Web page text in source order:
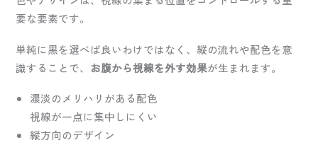
要な要素です。
単純に黒を選べば良いわけではなく、縦の流れや配色を意
識することで、 お腹から視線を外す効果が生まれます。
濃淡のメリハリがある配色
視線が一点に集中しにくい
縦方向のデザイン